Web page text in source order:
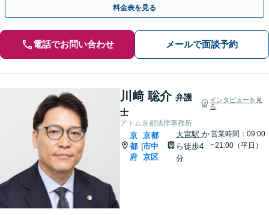
料金表を見る
電話でお問い合わせ メールで面談予約
川﨑 聡介 弁護
士
インタビューを見
る
アトム京都法律事務所
京
都
府
|
京都
市中
京区
大宮駅 か
ら徒歩4
分
営業時間：09:00
~21:00（平日）